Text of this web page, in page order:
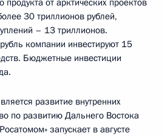
30 триллионов рублей,
– 13 триллионов.
компании инвестируют 15
Бюджетные инвестиции
развитие внутренних
по развитию Дальнего Востока
запускает в августе